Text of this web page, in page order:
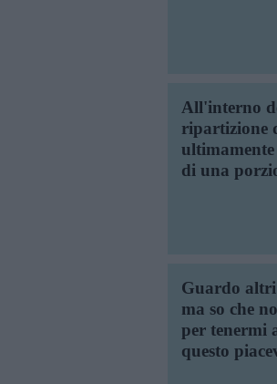
All'interno
ripartizione
ultimamente
di una
Guardo altri
ma so che
per tenermi
questo